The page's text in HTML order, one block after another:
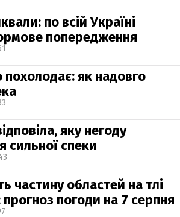
по всій Україні
попередження
похолодає: як надовго
яку негоду
сильної спеки
частину областей на тлі
прогноз погоди на 7 серпня